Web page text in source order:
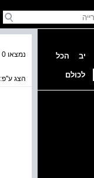
יב הכל
לכולם
נמצאו 0 ספרים בקטגוריה
הצג ע''פ: